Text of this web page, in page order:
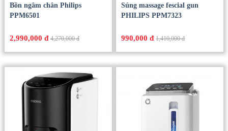
Bồn ngâm chân Philips
PPM6501
2,990,000 đ 4,270,000 đ
Súng massage fescial gun
PHILIPS PPM7323
990,000 đ 1,410,000 đ